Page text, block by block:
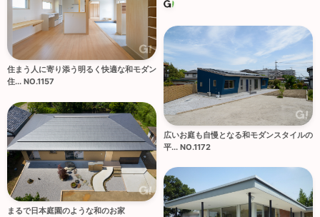
住まう人に寄り添う明るく快適な和モダン
住... NO.1157
広いお庭も自慢となる和モダンスタイルの
平... NO.1172
まるで日本庭園のような和のお家